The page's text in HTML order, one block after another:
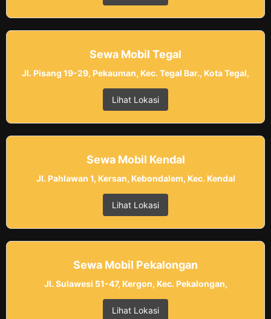
Sewa Mobil Tegal
Jl. Pisang 19-29, Pekauman, Kec. Tegal Bar., Kota Tegal,
Lihat Lokasi
Sewa Mobil Kendal
Jl. Pahlawan 1, Kersan, Kebondalem, Kec. Kendal
Lihat Lokasi
Sewa Mobil Pekalongan
Jl. Sulawesi 51-47, Kergon, Kec. Pekalongan,
Lihat Lokasi